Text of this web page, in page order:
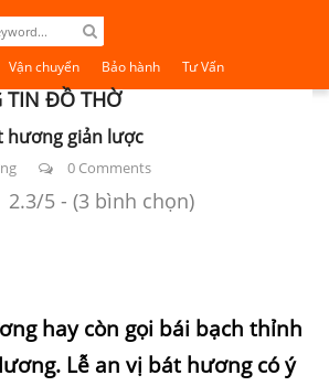
Vận chuyển Bảo hành Tư Vấn
TIN ĐỒ THỜ
hương giản lược
0 Comments
2.3/5 - (3 bình chọn)
hay còn gọi bái bạch thỉnh
Lễ an vị bát hương có ý